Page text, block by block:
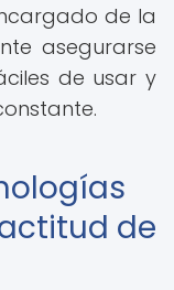
de la
asegurarse
de usar y
de